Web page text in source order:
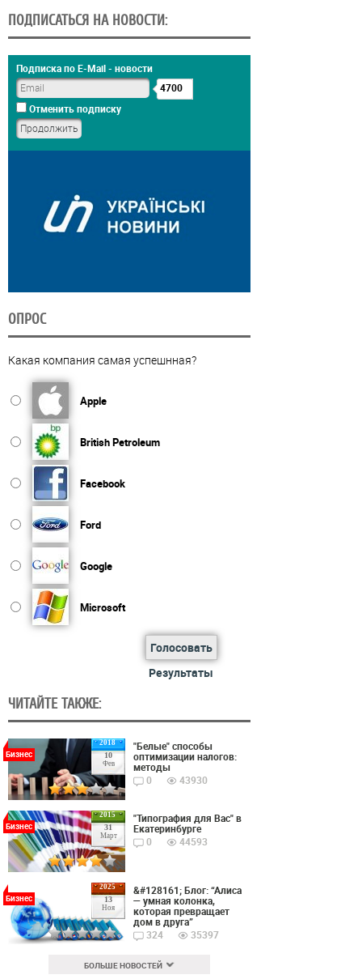
ПОДПИСАТЬСЯ НА НОВОСТИ:
Подписка по E-Mail - новости
4700
Отменить подписку
ОПРОС
Какая компания самая успешнная?
Apple
British Petroleum
Facebook
Ford
Google
Microsoft
Голосовать
Результаты
ЧИТАЙТЕ ТАКЖЕ:
2018
10
Фев
Бизнес
"Белые" способы
оптимизации налогов:
методы
0
43930
2015
31
Март
Бизнес
"Типография для Вас" в
Екатеринбурге
0
44593
2025
13
Ноя
Бизнес
&#128161; Блог: “Алиса
— умная колонка,
которая превращает
дом в друга”
324
35397
БОЛЬШЕ НОВОСТЕЙ